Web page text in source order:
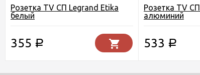
Розетка TV СП Legrand Etika
белый
355 Р
Розетка TV
алюминий
533 Р